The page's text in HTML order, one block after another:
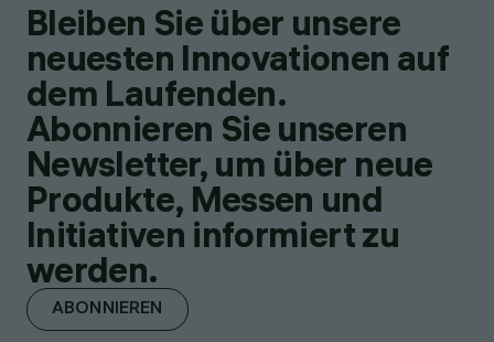
Bleiben Sie über unsere
neuesten Innovationen auf
dem Laufenden.
Abonnieren Sie unseren
Newsletter, um über neue
Produkte, Messen und
Initiativen informiert zu
werden.
ABONNIEREN